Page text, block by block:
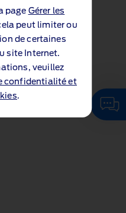
page Gérer les
peut limiter ou
de certaines
site Internet.
veuillez
confidentialité et
.